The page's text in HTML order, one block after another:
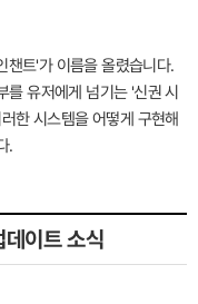
챈트'가 이름을 올렸습니다.
유저에게 넘기는 '신권 시
한 시스템을 어떻게 구현해
.
이트 소식